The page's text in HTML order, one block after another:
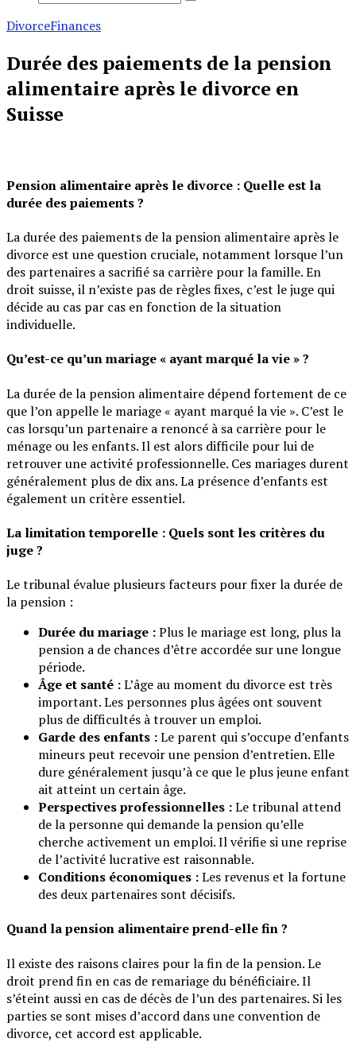
DivorceFinances
Durée des paiements de la pension
alimentaire après le divorce en
Suisse
Pension alimentaire après le divorce : Quelle est la
durée des paiements ?
La durée des paiements de la pension alimentaire après le
divorce est une question cruciale, notamment lorsque l’un
des partenaires a sacrifié sa carrière pour la famille. En
droit suisse, il n’existe pas de règles fixes, c’est le juge qui
décide au cas par cas en fonction de la situation
individuelle.
Qu’est-ce qu’un mariage « ayant marqué la vie » ?
La durée de la pension alimentaire dépend fortement de ce
que l’on appelle le mariage « ayant marqué la vie ». C’est le
cas lorsqu’un partenaire a renoncé à sa carrière pour le
ménage ou les enfants. Il est alors difficile pour lui de
retrouver une activité professionnelle. Ces mariages durent
généralement plus de dix ans. La présence d’enfants est
également un critère essentiel.
La limitation temporelle : Quels sont les critères du
juge ?
Le tribunal évalue plusieurs facteurs pour fixer la durée de
la pension :
Durée du mariage :Plus le mariage est long, plus la
pension a de chances d’être accordée sur une longue
période.
Âge et santé :L’âge au moment du divorce est très
important. Les personnes plus âgées ont souvent
plus de difficultés à trouver un emploi.
Garde des enfants :Le parent qui s’occupe d’enfants
mineurs peut recevoir une pension d’entretien. Elle
dure généralement jusqu’à ce que le plus jeune enfant
ait atteint un certain âge.
Perspectives professionnelles :Le tribunal attend
de la personne qui demande la pension qu’elle
cherche activement un emploi. Il vérifie si une reprise
de l’activité lucrative est raisonnable.
Conditions économiques :Les revenus et la fortune
des deux partenaires sont décisifs.
Quand la pension alimentaire prend-elle fin ?
Il existe des raisons claires pour la fin de la pension. Le
droit prend fin en cas de remariage du bénéficiaire. Il
s’éteint aussi en cas de décès de l’un des partenaires. Si les
parties se sont mises d’accord dans une convention de
divorce, cet accord est applicable.